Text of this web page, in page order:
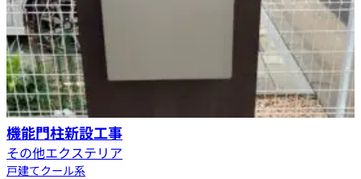
機能門柱新設工事
その他エクステリア
戸建てクール系